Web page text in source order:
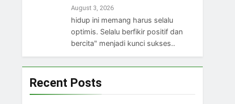
August 3, 2026
hidup ini memang harus selalu
optimis. Selalu berfikir positif dan
bercita" menjadi kunci sukses..
Recent Posts